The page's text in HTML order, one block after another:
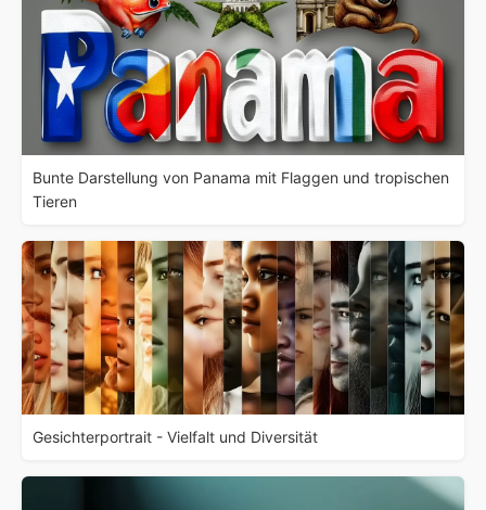
Bunte Darstellung von Panama mit Flaggen und tropischen
Tieren
Gesichterportrait - Vielfalt und Diversität